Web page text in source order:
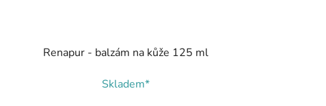
Renapur - balzám na kůže 125 ml
Skladem*